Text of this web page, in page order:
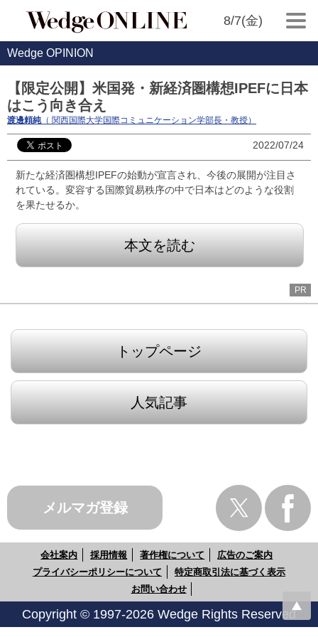
8/7(金)
Wedge OPINION
【限定公開】米国発・新経済圏構想IPEFに日本
はこう向き合え
渡邊頼純（ 関西国際大学国際コミュニケーション学部長・教授）
2022/07/24
新たな経済圏構想IPEFの始動が宣言され、今後の展開が注目さ
れている。変容する国際貿易秩序の中で日本はどのような役割
を果たせるか。
本文を読む
PR
トップページ
人気記事
メルマガ登録
会社案内 採用情報 著作権について
広告のご案内
プライバシーポリシーについて
特定商取引法に基づく表示
お問い合わせ
Copyright © 1997-2026 Wedge Rights Reserved